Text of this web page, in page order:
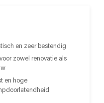
en zeer bestendig
zowel renovatie als
en hoge